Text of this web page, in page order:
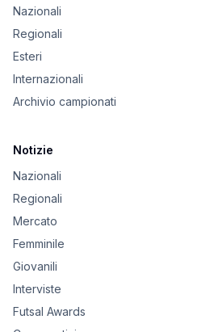
Nazionali
Regionali
Esteri
Internazionali
Archivio campionati
Notizie
Nazionali
Regionali
Mercato
Femminile
Giovanili
Interviste
Futsal Awards